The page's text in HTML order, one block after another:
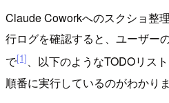
Claude Coworkへのスクショ整
行ログを確認すると、ユーザー
で[1]、以下のようなTODOリス
順番に実行しているのがわかりま